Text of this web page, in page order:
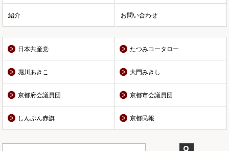
紹介 お問い合わせ
日本共産党 たつみコータロー
堀川あきこ 大門みきし
京都府会議員団 京都市会議員団
しんぶん赤旗 京都民報